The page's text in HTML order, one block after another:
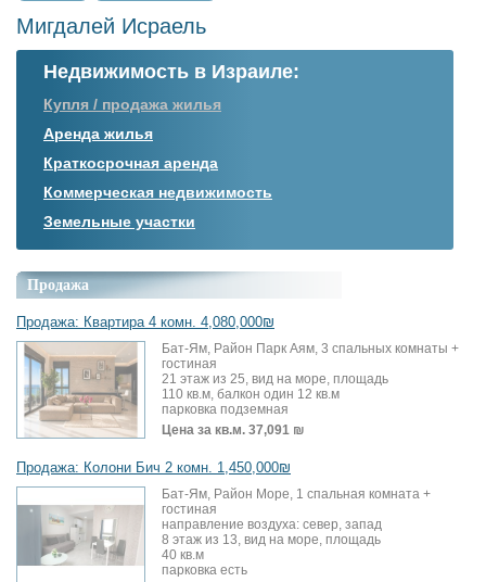
Мигдалей Исраель
Недвижимость в Израиле:
Купля / продажа жилья
Аренда жилья
Краткосрочная аренда
Коммерческая недвижимость
Земельные участки
Продажа
Продажа: Квартира 4 комн. 4,080,000₪
Бат-Ям, Район Парк Аям, 3 спальных комнаты +
гостиная
21 этаж из 25, вид на море, площадь
110 кв.м, балкон один 12 кв.м
парковка подземная
Цена за кв.м. 37,091 ₪
Продажа: Колони Бич 2 комн. 1,450,000₪
Бат-Ям, Район Море, 1 спальная комната +
гостиная
направление воздуха: север, запад
8 этаж из 13, вид на море, площадь
40 кв.м
парковка есть